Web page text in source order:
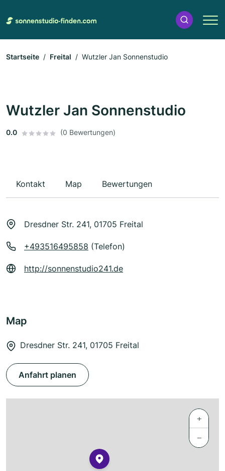
Startseite Freital Wutzler Jan Sonnenstudio
Wutzler Jan Sonnenstudio
0.0 (0 Bewertungen)
Kontakt Map Bewertungen
Dresdner Str. 241, 01705 Freital
+493516495858 (Telefon)
http://sonnenstudio241.de
Map
Dresdner Str. 241, 01705 Freital
Anfahrt planen
+
−